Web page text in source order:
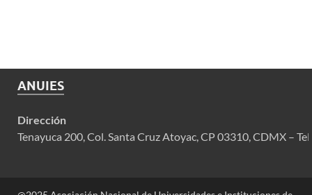
ANUIES
Dirección
Tenayuca 200, Col. Santa Cruz Atoyac, CP 03310, CDMX –